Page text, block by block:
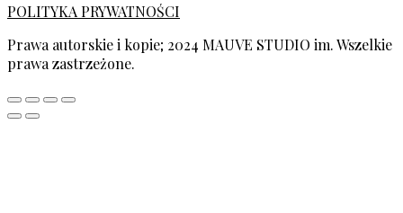
POLITYKA PRYWATNOŚCI
Prawa autorskie i kopie; 2024 MAUVE STUDIO im. Wszelkie
prawa zastrzeżone.